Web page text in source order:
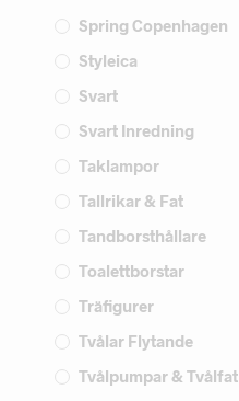
Spring Copenhagen
Styleica
Svart
Svart Inredning
Taklampor
Tallrikar & Fat
Tandborsthållare
Toalettborstar
Träfigurer
Tvålar Flytande
Tvålpumpar & Tvålfat